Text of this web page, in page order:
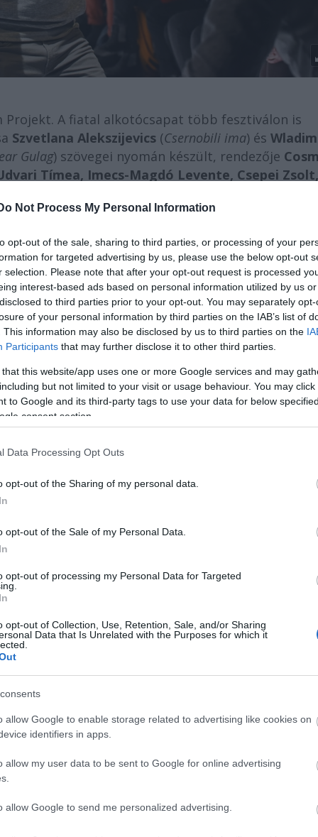
Not Process My Personal Information
opt-out of the sale, sharing to third parties, or processing of your
for targeted advertising by us, please use the below opt-out
selection. Please note that after your opt-out request is processed
interest-based ads based on personal information utilized by us
to third parties prior to your opt-out. You may separately
of your personal information by third parties on the IAB’s list of
This information may also be disclosed by us to third parties on the
Participants that may further disclose it to other third parties.
that this website/app uses one or more Google services and may
but not limited to your visit or usage behaviour. You may
to Google and its third-party tags to use your data for below
consent section.
Data Processing Opt Outs
opt-out of the Sharing of my personal data.
opt-out of the Sale of my Personal Data.
opt-out of processing my Personal Data for Targeted
opt-out of Collection, Use, Retention, Sale, and/or Sharing
Data that Is Unrelated with the Purposes for which it
allow Google to enable storage related to advertising like cookies on
identifiers in apps.
allow my user data to be sent to Google for online advertising
allow Google to send me personalized advertising.
Projekt. A fiatal alkotócsapat több fesztiválon is
Szvetlana Alekszijevics (Csernobili ima) és
Gulag) szövegei nyomán készült, rendezője
Tímea, Imecs-Magdó Levente, Csepei Zsolt,
hiszen
Erre a logikára támaszkodva, ha egy olyan
akkor azt a konklúziót vonjuk le, hogy a
lejárt. Csernobil változtatta meg. (…) Neked mindegy,
pluszkisfesztivál, ezúttal öt alkotócsapat
ismét a fiatalokra fókuszál – a színpadon és a
és kevésbé ismert nők történeteit dolgozza fel.
a Kaposvári Egyetem II. éves hallgatóival
született törpe testalkatúOvics Eizik
fel. A gyerekek a húszas-harmincas
arattak, majd 1944-ben a zsidó
ahol ők lettek Josef Mengele kedvenc